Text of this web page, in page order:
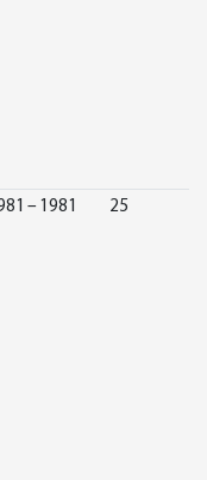
– 1981 25